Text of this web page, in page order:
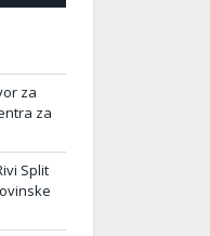
za
za
Split